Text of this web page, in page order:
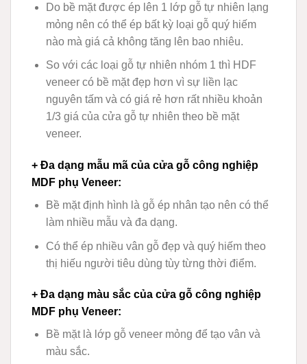
Do bề mặt được ép lên 1 lớp gỗ tự nhiên lạng
mỏng nên có thể ép bất kỳ loại gỗ quý hiếm
nào mà giá cả không tăng lên bao nhiêu.
So với các loại gỗ tự nhiên nhóm 1 thì HDF
veneer có bề mặt đẹp hơn vì sự liền lạc
nguyên tấm và có giá rẻ hơn rất nhiều khoản
1/3 giá của cửa gỗ tự nhiên theo bề mặt
veneer.
+ Đa dạng mẫu mã của cửa gỗ công nghiệp
MDF phụ Veneer:
Bề mặt định hình là gỗ ép nhân tạo nên có thể
làm nhiều mẫu và đa dạng.
Có thể ép nhiều vân gỗ đẹp và quý hiếm theo
thị hiếu người tiêu dùng tùy từng thời điểm.
+ Đa dạng màu sắc của cửa gỗ công nghiệp
MDF phụ Veneer:
Bề mặt là lớp gỗ veneer mỏng để tạo vân và
màu sắc.